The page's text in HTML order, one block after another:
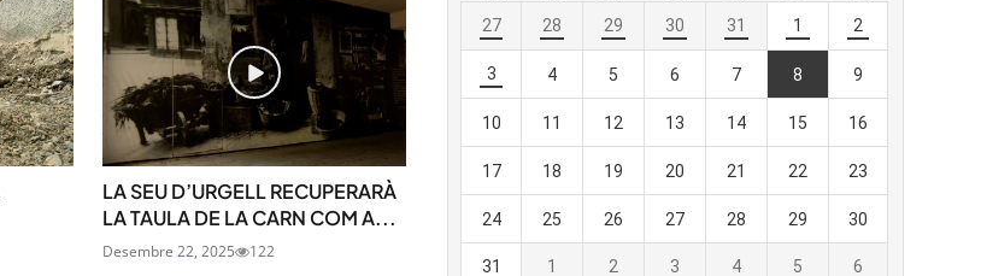
LA SEU D’URGELL RECUPERARÀ
LA TAULA DE LA CARN COM A...
Desembre 22, 2025 122
STAY UPDATED
Uneix-te al nostre butlletí
Tota l’actualitat, seleccionada i enviada
directament al teu correu. Subscriu-te al nostre